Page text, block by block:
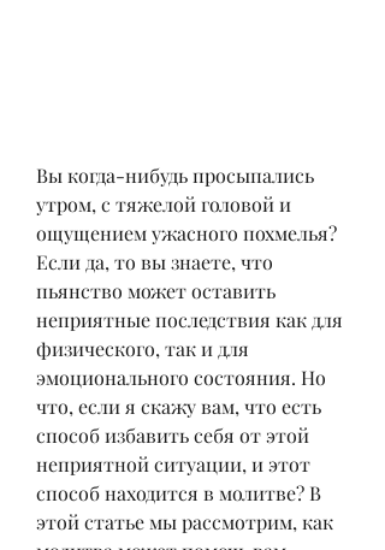
Вы когда-нибудь просыпались
утром, с тяжелой головой и
ощущением ужасного похмелья?
Если да, то вы знаете, что
пьянство может оставить
неприятные последствия как для
физического, так и для
эмоционального состояния. Но
что, если я скажу вам, что есть
способ избавить себя от этой
неприятной ситуации, и этот
способ находится в молитве? В
этой статье мы рассмотрим, как